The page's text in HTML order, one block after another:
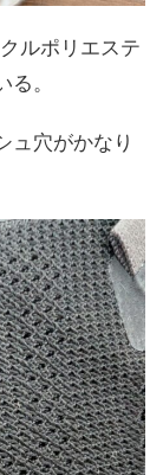
ルポリエステ
。
ュ穴がかなり